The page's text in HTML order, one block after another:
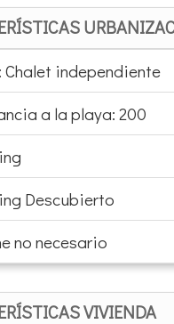
independiente
a la playa: 200
Descubierto
no necesario
VIVIENDA